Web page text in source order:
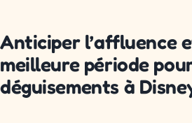
Anticiper l’affluence
meilleure période
déguisements à